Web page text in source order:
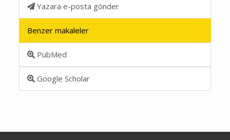
Yazara e-posta gönder
Benzer makaleler
PubMed
Google Scholar